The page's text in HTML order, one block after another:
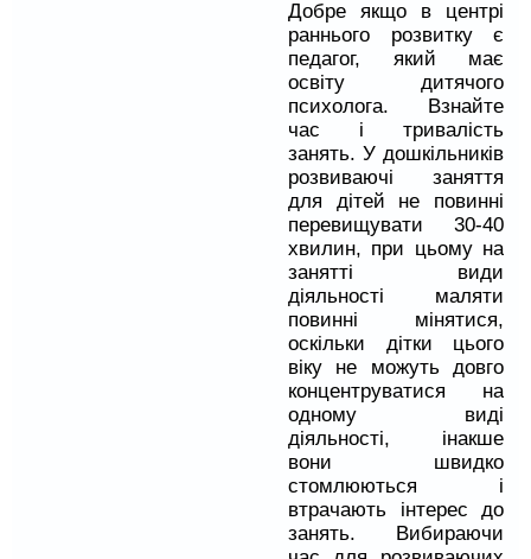
Добре якщо в центрі
раннього розвитку є
педагог, який має
освіту дитячого
психолога. Взнайте
час і тривалість
занять. У дошкільників
розвиваючі заняття
для дітей не повинні
перевищувати 30-40
хвилин, при цьому на
занятті види
діяльності маляти
повинні мінятися,
оскільки дітки цього
віку не можуть довго
концентруватися на
одному виді
діяльності, інакше
вони швидко
стомлюються і
втрачають інтерес до
занять. Вибираючи